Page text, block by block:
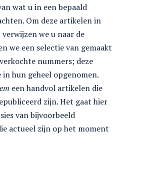
wat u in een bepaald
Om deze artikelen in
we u naar de
we een selectie van gemaakt
nummers; deze
hun geheel opgenomen.
een handvol artikelen die
zijn. Het gaat hier
van bijvoorbeeld
actueel zijn op het moment